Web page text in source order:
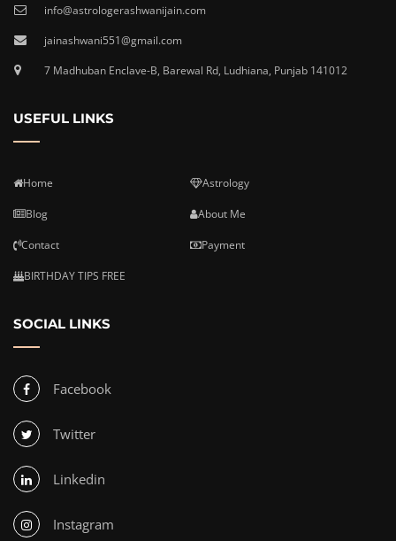
info@astrologerashwanijain.com
jainashwani551@gmail.com
7 Madhuban Enclave-B, Barewal Rd, Ludhiana, Punjab 141012
USEFUL LINKS
Home Astrology
Blog About Me
Contact Payment
BIRTHDAY TIPS FREE
SOCIAL LINKS
Facebook
Twitter
Linkedin
Instagram